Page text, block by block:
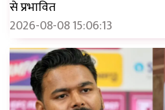
से प्रभावित
2026-08-08 15:06:13